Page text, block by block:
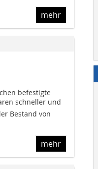
mehr
befestigte
schneller und
Bestand von
mehr